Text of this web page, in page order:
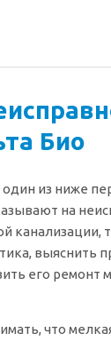
Био
один из ниже
на
канализации,
выяснить
его ремонт
что